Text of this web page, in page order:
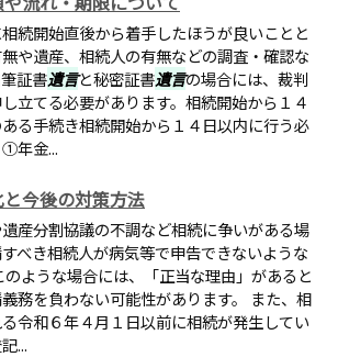
続開始直後から着手したほうが良いことと
や遺産、相続人の有無などの調査・確認な
証書遺言と秘密証書遺言の場合には、裁判
立てる必要があります。相続開始から１４
る手続き相続開始から１４日以内に行う必
年金...
今後の対策方法
産分割協議の不調など相続に争いがある場
べき相続人が病気等で申告できないような
ような場合には、「正当な理由」があると
務を負わない可能性があります。 また、相
令和６年４月１日以前に相続が発生してい
...